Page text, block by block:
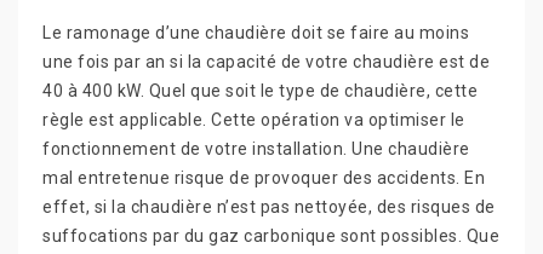
Le ramonage d’une chaudière doit se faire au moins
une fois par an si la capacité de votre chaudière est de
40 à 400 kW. Quel que soit le type de chaudière, cette
règle est applicable. Cette opération va optimiser le
fonctionnement de votre installation. Une chaudière
mal entretenue risque de provoquer des accidents. En
effet, si la chaudière n’est pas nettoyée, des risques de
suffocations par du gaz carbonique sont possibles. Que